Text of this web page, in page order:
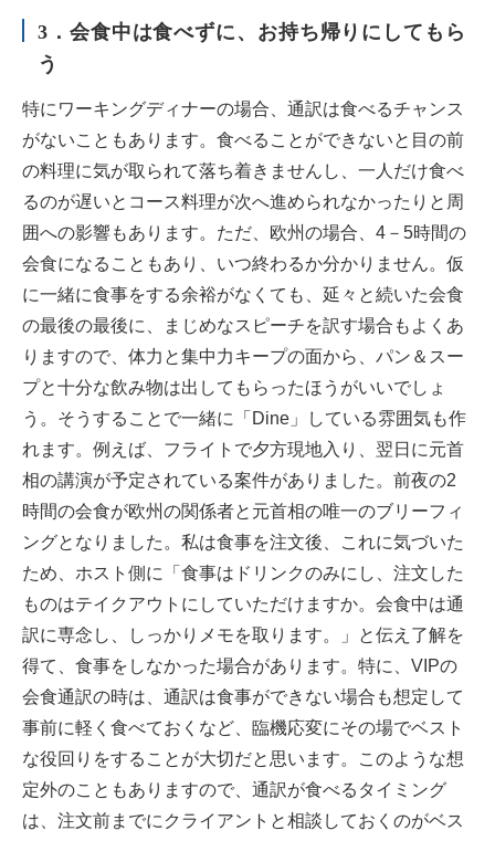
3．会食中は食べずに、お持ち帰りにしてもら
う
特にワーキングディナーの場合、通訳は食べるチャンス
がないこともあります。食べることができないと目の前
の料理に気が取られて落ち着きませんし、一人だけ食べ
るのが遅いとコース料理が次へ進められなかったりと周
囲への影響もあります。ただ、欧州の場合、4－5時間の
会食になることもあり、いつ終わるか分かりません。仮
に一緒に食事をする余裕がなくても、延々と続いた会食
の最後の最後に、まじめなスピーチを訳す場合もよくあ
りますので、体力と集中力キープの面から、パン＆スー
プと十分な飲み物は出してもらったほうがいいでしょ
う。そうすることで一緒に「Dine」している雰囲気も作
れます。例えば、フライトで夕方現地入り、翌日に元首
相の講演が予定されている案件がありました。前夜の2
時間の会食が欧州の関係者と元首相の唯一のブリーフィ
ングとなりました。私は食事を注文後、これに気づいた
ため、ホスト側に「食事はドリンクのみにし、注文した
ものはテイクアウトにしていただけますか。会食中は通
訳に専念し、しっかりメモを取ります。」と伝え了解を
得て、食事をしなかった場合があります。特に、VIPの
会食通訳の時は、通訳は食事ができない場合も想定して
事前に軽く食べておくなど、臨機応変にその場でベスト
な役回りをすることが大切だと思います。このような想
定外のこともありますので、通訳が食べるタイミング
は、注文前までにクライアントと相談しておくのがベス